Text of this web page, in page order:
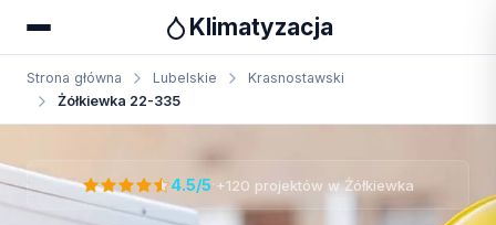
Klimatyzacja
Strona główna Lubelskie
Krasnostawski
Żółkiewka 22-335
Otrzymaj bezpłatną wycenę
4.5/5 +120 projektów w Żółkiewka